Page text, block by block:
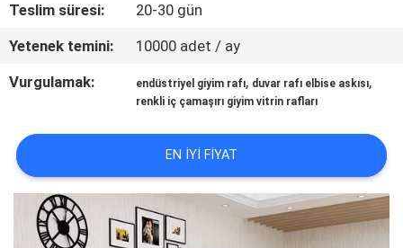
ULAŞIN
BIR
ISTEĞI
SITE
HARITASI
Teslim süresi:
20-30 gün
Yetenek temini:
10000 adet / ay
Vurgulamak:
endüstriyel giyim rafı, duvar rafı elbise askısı,
renkli iç çamaşırı giyim vitrin rafları
EN IYI FIYAT